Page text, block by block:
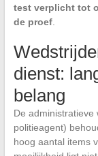
test verplicht tot
de proef.
dienst:
belang
De administratieve
politieagent)
hoog aantal items